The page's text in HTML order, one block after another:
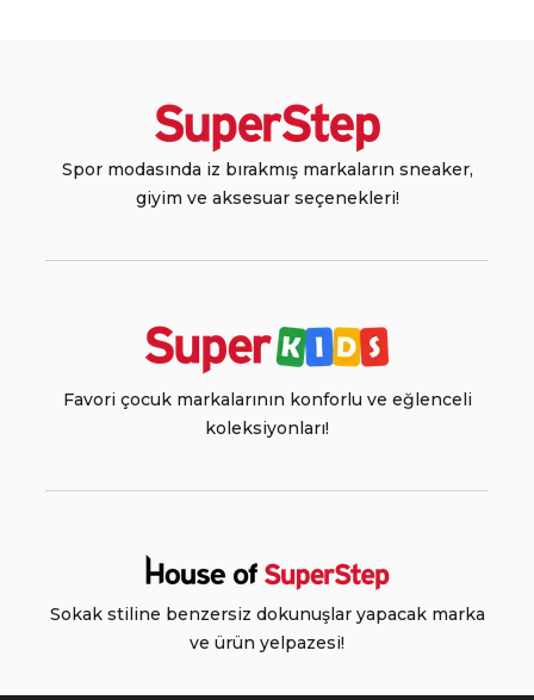
Spor modasında iz bırakmış markaların sneaker,
giyim ve aksesuar seçenekleri!
Favori çocuk markalarının konforlu ve eğlenceli
koleksiyonları!
Sokak stiline benzersiz dokunuşlar yapacak marka
ve ürün yelpazesi!